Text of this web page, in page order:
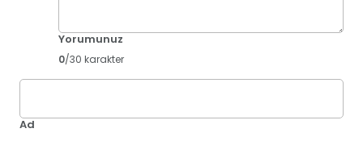
Yorumunuz
0/30 karakter
Ad